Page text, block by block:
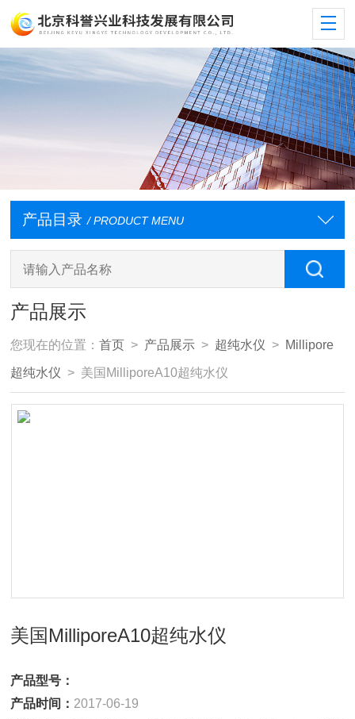
产品目录 / PRODUCT MENU
产品展示
您现在的位置：首页 > 产品展示 > 超纯水仪 > Millipore
超纯水仪 > 美国MilliporeA10超纯水仪
美国MilliporeA10超纯水仪
产品型号：
产品时间： 2017-06-19